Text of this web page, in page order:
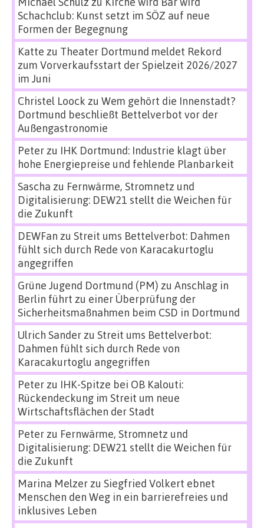
Schachclub: Kunst setzt im SÖZ auf neue
Formen der Begegnung
Katte zu Theater Dortmund meldet Rekord
zum Vorverkaufsstart der Spielzeit 2026/2027
im Juni
Christel Loock zu Wem gehört die Innenstadt?
Dortmund beschließt Bettelverbot vor der
Außengastronomie
Peterzu IHK Dortmund: Industrie klagt über
hohe Energiepreise und fehlende Planbarkeit
Sascha zu Fernwärme, Stromnetz und
Digitalisierung: DEW21 stellt die Weichen für
die Zukunft
DEWFan zu Streit ums Bettelverbot: Dahmen
fühlt sich durch Rede von Karacakurtoglu
angegriffen
Grüne Jugend Dortmund (PM) zu Anschlag in
Berlin führt zu einer Überprüfung der
Sicherheitsmaßnahmen beim CSD in Dortmund
Ulrich Sanderzu Streit ums Bettelverbot:
Dahmen fühlt sich durch Rede von
Karacakurtoglu angegriffen
Peterzu IHK-Spitze bei OB Kalouti:
Rückendeckung im Streit um neue
Wirtschaftsflächen der Stadt
Peterzu Fernwärme, Stromnetz und
Digitalisierung: DEW21 stellt die Weichen für
die Zukunft
Marina Melzerzu Siegfried Volkert ebnet
Menschen den Weg in ein barrierefreies und
inklusives Leben